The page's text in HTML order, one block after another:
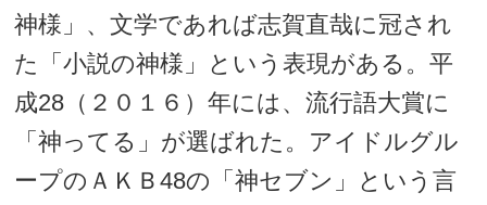
神様」、文学であれば志賀直哉に冠され
た「小説の神様」という表現がある。平
成28（２０１６）年には、流行語大賞に
「神ってる」が選ばれた。アイドルグル
ープのＡＫＢ48の「神セブン」という言